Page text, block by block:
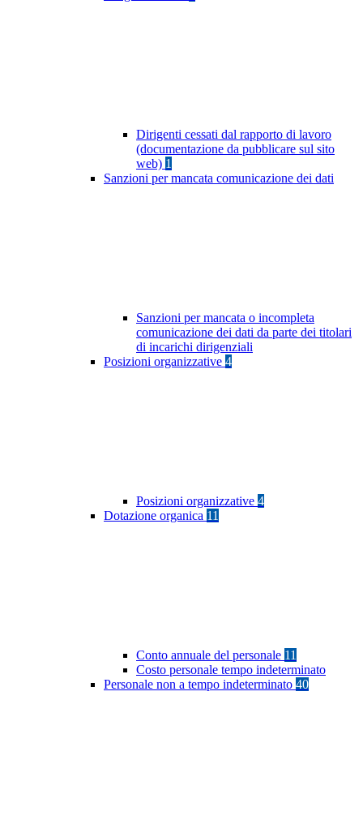
Dirigenti cessati dal rapporto di lavoro
(documentazione da pubblicare sul sito
web) 1
Sanzioni per mancata comunicazione dei dati
Sanzioni per mancata o incompleta
comunicazione dei dati da parte dei titolari
di incarichi dirigenziali
Posizioni organizzative 4
Posizioni organizzative 4
Dotazione organica 11
Conto annuale del personale 11
Costo personale tempo indeterminato
Personale non a tempo indeterminato 40